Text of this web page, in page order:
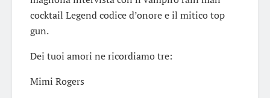
cocktail Legend codice d’onore e il mitico top
gun.
Dei tuoi amori ne ricordiamo tre:
Mimi Rogers